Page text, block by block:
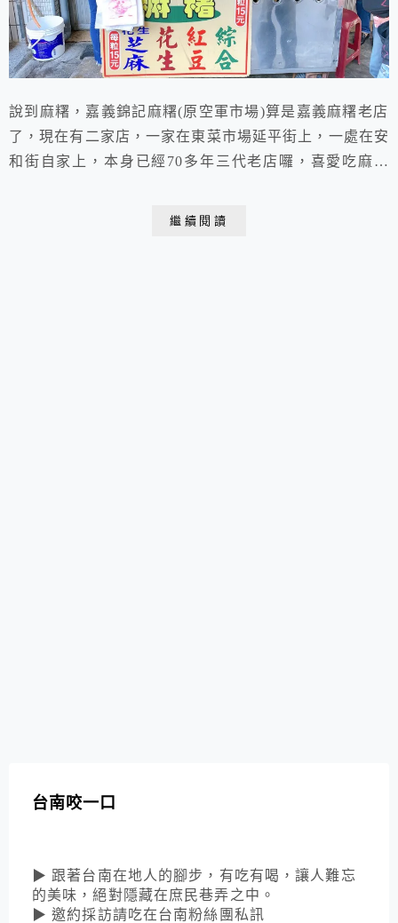
說到麻糬，嘉義錦記麻糬(原空軍市場)算是嘉義麻糬老店
了，現在有二家店，一家在東菜市場延平街上，一處在安
和街自家上，本身已經70多年三代老店囉，喜愛吃麻糬
繼續閱讀
台南咬一口
▶ 跟著台南在地人的腳步，有吃有喝，讓人難忘
的美味，絕對隱藏在庶民巷弄之中。
▶ 邀約採訪請吃在台南粉絲團私訊